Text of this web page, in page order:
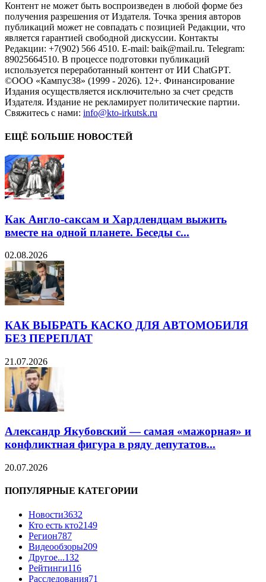
Контент не может быть воспроизведен в любой форме без
получения разрешения от Издателя. Точка зрения авторов
публикаций может не совпадать с позицией Редакции, что
является гарантией свободной дискуссии. Контакты
Редакции: +7(902) 566 4510. E-mail: baik@mail.ru. Telegram:
89025664510. В процессе подготовки публикаций
используется переработанный контент от ИИ ChatGPT.
©ООО «Кампус38» (1999 - 2026). 12+. Финансирование
Издания осуществляется исключительно за счет средств
Издателя. Издание не рекламирует политические партии.
Свяжитесь с нами: info@kto-irkutsk.ru
ЕЩЁ БОЛЬШЕ НОВОСТЕЙ
Как Англо-саксам и Хардлендцам выжить
вместе на одной планете. Беседы с...
02.08.2026
КАК ВЫБРАТЬ КАСКО ДЛЯ АВТОМОБИЛЯ
БЕЗ ПЕРЕПЛАТ
21.07.2026
Александр Якубовский — самая «мажорная» и
конфликтная фигура в ряду депутатов...
20.07.2026
ПОПУЛЯРНЫЕ КАТЕГОРИИ
Новости3632
Кто есть кто2149
Регион787
Видеообзоры209
Другое...132
Рейтинги116
Расследования71